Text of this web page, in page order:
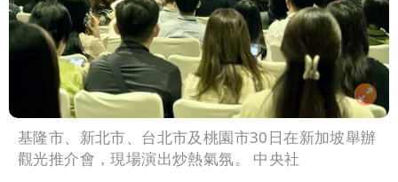
基隆市、新北市、台北市及桃園市30日在新加坡舉辦
觀光推介會，現場演出炒熱氣氛。 中央社